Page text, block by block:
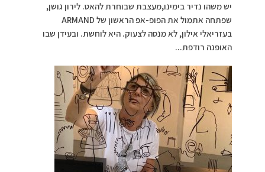
יש משהו נדיר בימינו,מעצבת שבוחרת להאט. לירון גושן,
שפתחה אתמול את הפופ-אפ הראשון של ARMAND
בעזריאלי אילון, לא מנסה לצעוק. היא לוחשת. ובעידן שבו
האופנה רודפת...